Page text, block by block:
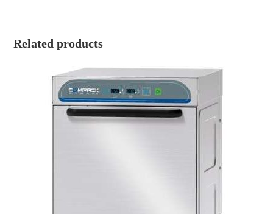
Related products